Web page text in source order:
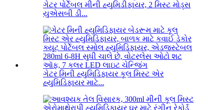
ગેટર પોર્ટેબલ મીની હ્યુમિડીફાયર, 2 મિસ્ટ મોડ્સ
યુએસબી ડી...
ગેટર મિની હ્યુમિડિફાયર કૂલ મિસ્ટ એર
હ્યુમિડિફાયર માટે...